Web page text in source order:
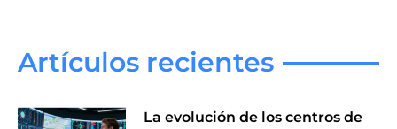
Artículos recientes
La evolución de los centros de